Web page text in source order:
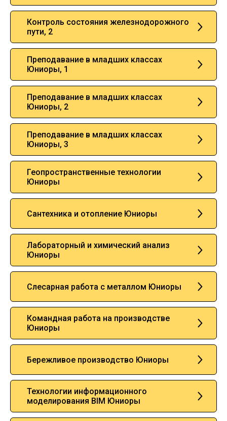
Контроль состояния железнодорожного
пути, 2
Преподавание в младших классах
Юниоры, 1
Преподавание в младших классах
Юниоры, 2
Преподавание в младших классах
Юниоры, 3
Геопространственные технологии
Юниоры
Сантехника и отопление Юниоры
Лабораторный и химический анализ
Юниоры
Слесарная работа с металлом Юниоры
Командная работа на производстве
Юниоры
Бережливое производство Юниоры
Технологии информационного
моделирования BIM Юниоры